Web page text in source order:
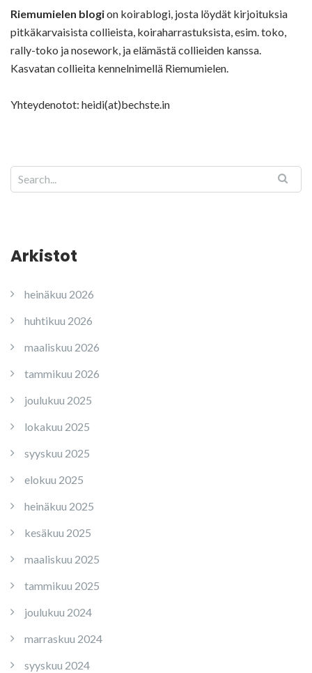
Riemumielen blogion koirablogi, josta löydät kirjoituksia
pitkäkarvaisista collieista, koiraharrastuksista, esim. toko,
rally-toko ja nosework, ja elämästä collieiden kanssa.
Kasvatan collieita kennelnimellä Riemumielen.
Yhteydenotot: heidi(at)bechste.in
Arkistot
heinäkuu 2026
huhtikuu 2026
maaliskuu 2026
tammikuu 2026
joulukuu 2025
lokakuu 2025
syyskuu 2025
elokuu 2025
heinäkuu 2025
kesäkuu 2025
maaliskuu 2025
tammikuu 2025
joulukuu 2024
marraskuu 2024
syyskuu 2024